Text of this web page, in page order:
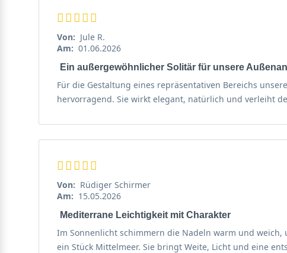
Von: Jule R.
Am: 01.06.2026
Ein außergewöhnlicher Solitär für unsere
Für die Gestaltung eines repräsentativen Bereichs
hervorragend. Sie wirkt elegant, natürlich und verleiht
Von: Rüdiger Schirmer
Am: 15.05.2026
Mediterrane Leichtigkeit mit Charakter
Im Sonnenlicht schimmern die Nadeln warm und
ein Stück Mittelmeer. Sie bringt Weite, Licht und eine